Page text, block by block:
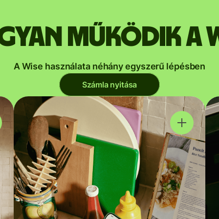
működik a
A Wise használata néhány egyszerű lépésben
Számla nyitása